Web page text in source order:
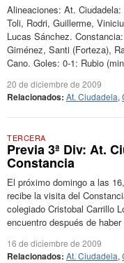
Alineaciones: At.
Toli, Rodri, Guillerme,
Lucas Sánchez.
Giménez, Santi (Forteza),
Cano. Goles: 0-1: Rubio
20 de diciembre de 2009
Relacionados: At. Ciudadela,
TERCERA
Previa 3ª Div: At.
Constancia
El próximo domingo a las
recibe la visita del
colegiado Cristobal Carrillo
encuentro después de
16 de diciembre de 2009
Relacionados: At. Ciudadela,